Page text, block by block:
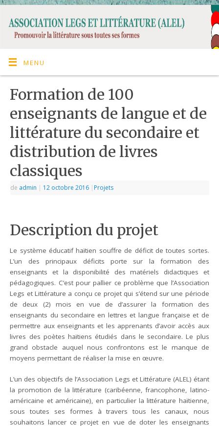
MENU
Formation de 100
enseignants de langue et de
littérature du secondaire et
distribution de livres
classiques
de admin | 12 octobre 2016 | Projets
Description du projet
Le système éducatif haïtien souffre de déficit de toutes sortes.
L’un des principaux déficits porte sur la formation des
enseignants et la disponibilité des matériels didactiques et
pédagogiques. C’est pour pallier ce problème que l’Association
Legs et Littérature a conçu ce projet qui s’étend sur une période
de deux (2) mois en vue de d’assurer la formation des
enseignants du secondaire en lettres et langue française et de
permettre aux enseignants et les apprenants d’avoir accès aux
livres des poètes haïtiens étudiés dans le secondaire. Le plus
grand obstacle auquel nous confrontons est le manque de
moyens permettant de réaliser la mise en œuvre.
L’un des objectifs de l’Association Legs et Littérature (ALEL) étant
la promotion de la littérature (caribéenne, francophone, latino-
américaine et américaine), en particulier la littérature haïtienne,
sous toutes ses formes à travers tous les canaux, nous
souhaitons lancer ce projet en vue de doter les enseignants